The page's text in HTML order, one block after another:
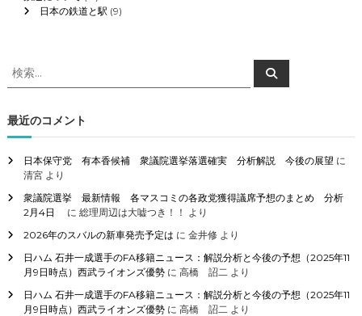
日本の鉄道と駅 (9)
検
索
象
:
検
索
最近のコメント
日本保守党 有本香候補 衆議院選挙落選確実 分析解説 今後の展望 に
清宮より
衆議院選挙 最新情報 各マスコミの各政党獲得議席予想のまとめ 分析
2月4日
に 総理周辺は大嘘つき！！
より
2026年のスバルの新車発売予定は に 金井修より
日ハム 石井一成選手のFA移籍ニュース：解説分析と今後の予想（2025年11
月9日時点）西武ライオンズ優勢に 高橋 詔二 より
日ハム 石井一成選手のFA移籍ニュース：解説分析と今後の予想（2025年11
月9日時点）西武ライオンズ優勢に 高橋 詔二 より